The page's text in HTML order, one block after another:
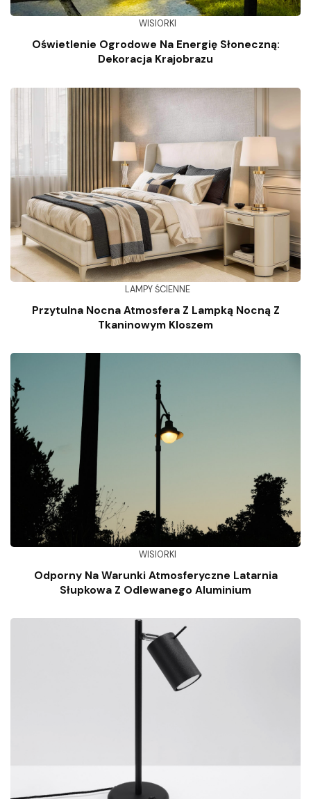
WISIORKI
Oświetlenie Ogrodowe Na Energię Słoneczną:
Dekoracja Krajobrazu
LAMPY ŚCIENNE
Przytulna Nocna Atmosfera Z Lampką Nocną Z
Tkaninowym Kloszem
WISIORKI
Odporny Na Warunki Atmosferyczne Latarnia
Słupkowa Z Odlewanego Aluminium